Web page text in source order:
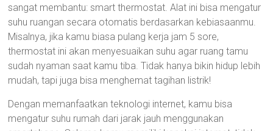
sangat membantu: smart thermostat. Alat ini bisa mengatur
suhu ruangan secara otomatis berdasarkan kebiasaanmu.
Misalnya, jika kamu biasa pulang kerja jam 5 sore,
thermostat ini akan menyesuaikan suhu agar ruang tamu
sudah nyaman saat kamu tiba. Tidak hanya bikin hidup lebih
mudah, tapi juga bisa menghemat tagihan listrik!
Dengan memanfaatkan teknologi internet, kamu bisa
mengatur suhu rumah dari jarak jauh menggunakan